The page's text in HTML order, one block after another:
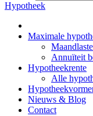
Hypotheek
Maximale
Annuïteit
Hypotheekrente
Alle
Nieuws & Blog
Contact